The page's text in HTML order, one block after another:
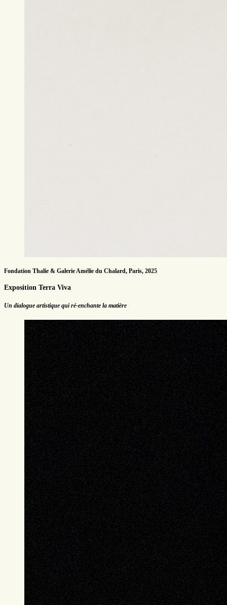
Fondation Thalie & Galerie Amélie du Chalard, Paris, 2025
Exposition Terra Viva
Un dialogue artistique qui ré-enchante la matière